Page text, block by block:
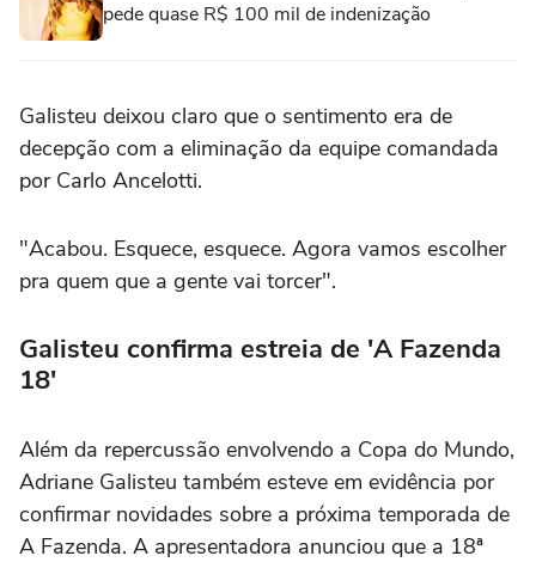
pede quase R$ 100 mil de indenização
Galisteu deixou claro que o sentimento era de
decepção com a eliminação da equipe comandada
por Carlo Ancelotti.
"Acabou. Esquece, esquece. Agora vamos escolher
pra quem que a gente vai torcer".
Galisteu confirma estreia de 'A Fazenda
18'
Além da repercussão envolvendo a Copa do Mundo,
Adriane Galisteu também esteve em evidência por
confirmar novidades sobre a próxima temporada de
A Fazenda. A apresentadora anunciou que a 18ª